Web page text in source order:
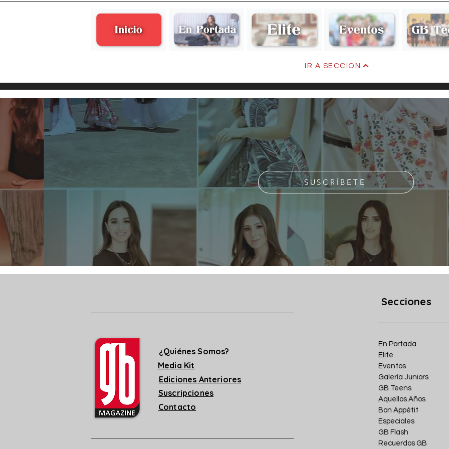
Eugenia Elena
IR A SECCIÓN
SUSCRÍBETE
¿Quiénes Somos?
Media Kit
Ediciones Anteriores
Suscripciones
Contacto
Secciones
En Portada
Elite
Eventos
Galería Juniors
GB Teens
Aquellos Años
Bon Appétit
Especiales
GB Flash
Recuerdos GB